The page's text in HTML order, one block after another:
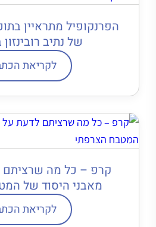
הפרנקופיל מתראיין
של נתיב
לקריאת
קרפ – כל מה
מאבני היסוד של
לקריאת